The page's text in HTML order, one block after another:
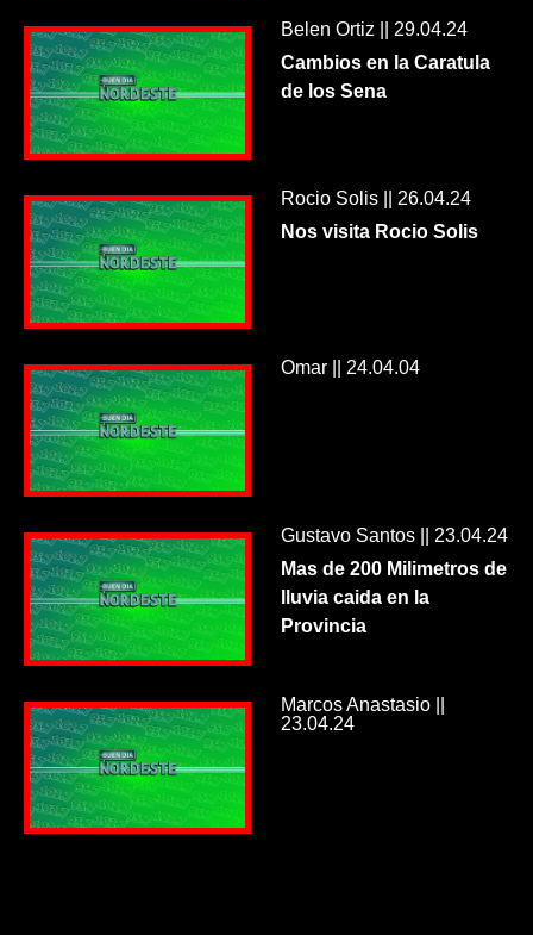
Belen Ortiz || 29.04.24
Cambios en la Caratula
de los Sena
Rocio Solis || 26.04.24
Nos visita Rocio Solis
Omar || 24.04.04
Gustavo Santos || 23.04.24
Mas de 200 Milimetros de
lluvia caida en la
Provincia
Marcos Anastasio ||
23.04.24